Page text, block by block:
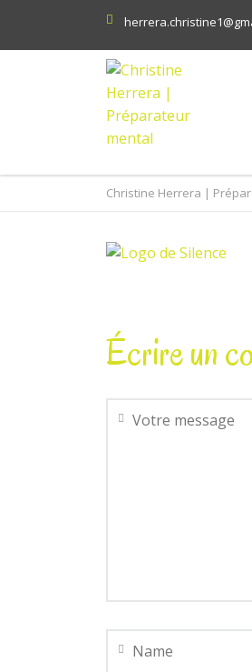
Christine Herrera |
Écrire un